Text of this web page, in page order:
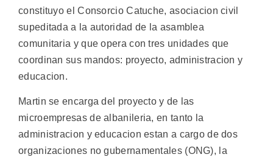
constituyo el Consorcio Catuche, asociacion civil
supeditada a la autoridad de la asamblea
comunitaria y que opera con tres unidades que
coordinan sus mandos: proyecto, administracion y
educacion.
Martin se encarga del proyecto y de las
microempresas de albanileria, en tanto la
administracion y educacion estan a cargo de dos
organizaciones no gubernamentales (ONG), la